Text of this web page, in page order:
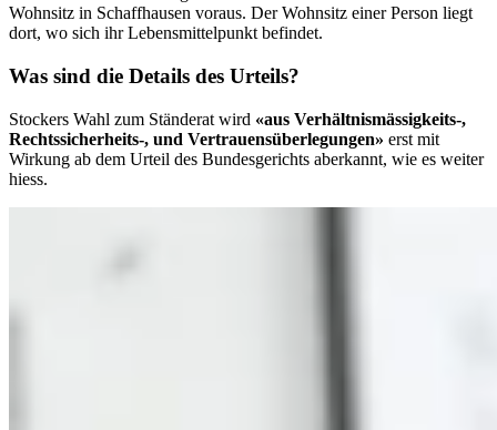
Wohnsitz in Schaffhausen voraus. Der Wohnsitz einer Person liegt
dort, wo sich ihr Lebensmittelpunkt befindet.
Was sind die Details des Urteils?
Stockers Wahl zum Ständerat wird «aus Verhältnismässigkeits-,
Rechtssicherheits-, und Vertrauensüberlegungen» erst mit
Wirkung ab dem Urteil des Bundesgerichts aberkannt, wie es weiter
hiess.